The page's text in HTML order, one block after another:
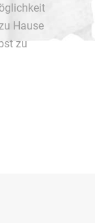
Hause
zu